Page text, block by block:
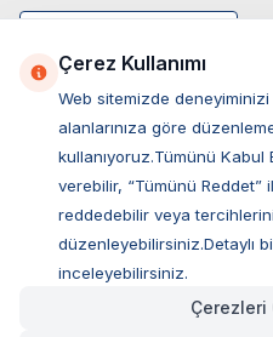
Müşteri Hizmetleri
Sıkça
Çerez Kullanımı
Web sitemizde
alanlarınıza göre
kullanıyoruz.Tümünü
verebilir, “Tümünü
reddedebilir veya
düzenleyebilirsiniz.Detaylı
inceleyebilirsiniz.
Çerezleri